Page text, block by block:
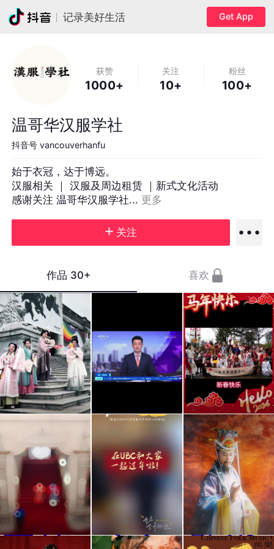
记录美好生活 Get App
获赞
1000+
关注
10+
粉丝
100+
温哥华汉服学社
抖音号 vancouverhanfu
始于衣冠，达于博远。
汉服相关 ｜ 汉服及周边租赁 ｜新式文化活动
感谢关注 温哥华汉服学社... 更多
关注
作品 30+ 喜欢
汉服
学社
天团
是谁
又上
央视
丙午
马年
🐎 温